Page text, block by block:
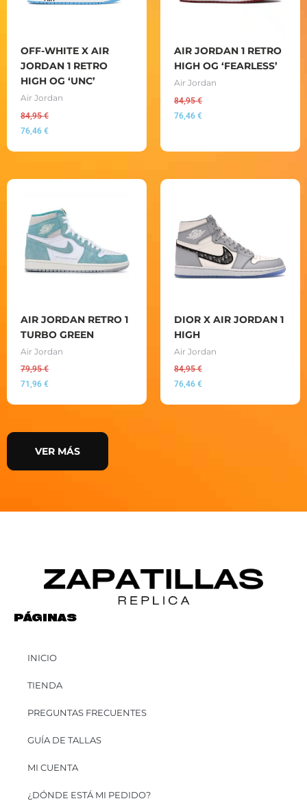
OFF-WHITE X AIR
JORDAN 1 RETRO
HIGH OG ‘UNC’
Air Jordan
84,95€
76,46 €
AIR JORDAN 1 RETRO
HIGH OG ‘FEARLESS’
Air Jordan
84,95€
76,46 €
AIR JORDAN RETRO 1
TURBO GREEN
Air Jordan
79,95€
71,96 €
DIOR X AIR JORDAN 1
HIGH
Air Jordan
84,95€
76,46 €
VER MÁS
PÁGINAS
INICIO
TIENDA
PREGUNTAS FRECUENTES
GUÍA DE TALLAS
MI CUENTA
¿DÓNDE ESTÁ MI PEDIDO?